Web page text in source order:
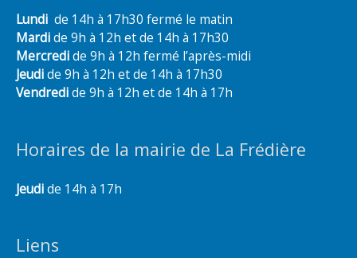
Lundi de 14h à 17h30 fermé le matin
Mardide 9h à 12h et de 14h à 17h30
Mercredide 9h à 12h fermé l’après-midi
Jeudide 9h à 12h et de 14h à 17h30
Vendredide 9h à 12h et de 14h à 17h
Horaires de la mairie de La Frédière
Jeudide 14h à 17h
Liens